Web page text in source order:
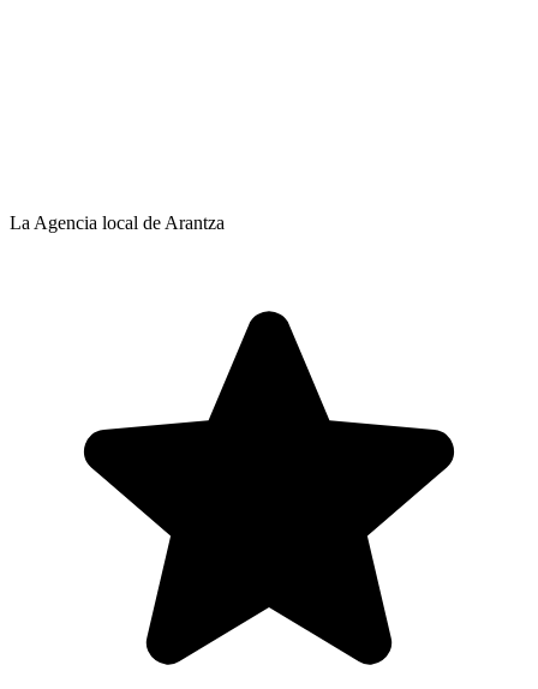
La Agencia local de Arantza